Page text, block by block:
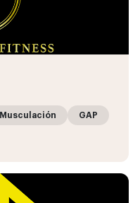
Musculación GAP